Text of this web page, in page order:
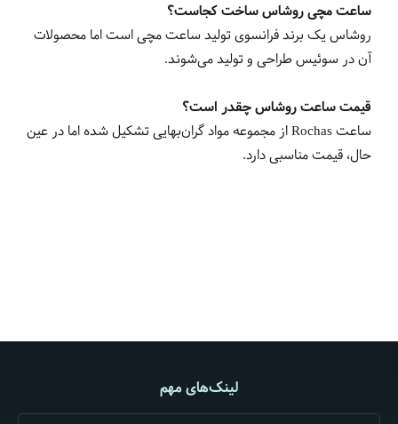
ساعت مچی روشاس ساخت کجاست؟
روشاس یک برند فرانسوی تولید ساعت مچی است اما محصولات
آن در سوئیس طراحی و تولید می‌شوند.
قیمت ساعت روشاس چقدر است؟
ساعت Rochas از مجموعه مواد گران‌بهایی تشکیل شده اما در عین
حال، قیمت مناسبی دارد.
لینک‌های مهم